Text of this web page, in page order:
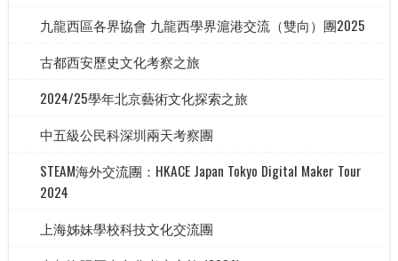
九龍西區各界協會 九龍西學界滬港交流（雙向）團2025
古都西安歷史文化考察之旅
2024/25學年北京藝術文化探索之旅
中五級公民科深圳兩天考察團
STEAM海外交流團：HKACE Japan Tokyo Digital Maker Tour
2024
上海姊妹學校科技文化交流團